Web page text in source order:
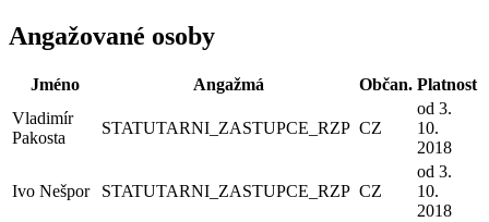
Angažované osoby
Jméno Angažmá Občan. Platnost
Vladimír
Pakosta
STATUTARNI_ZASTUPCE_RZP CZ
od 3.
10.
2018
Ivo Nešpor STATUTARNI_ZASTUPCE_RZP CZ
od 3.
10.
2018